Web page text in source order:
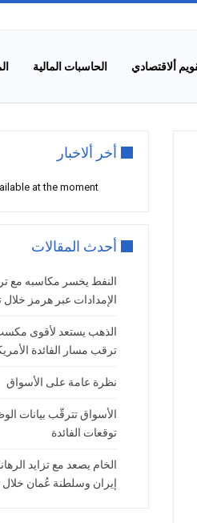
ألاقتصادي الحاسبات المالية
أخر ألاخبار
at the moment.
أحدث المقالات
النفط يخسر مكاسبه مع
الإمدادات عبر هرمز خلال
الذهب يستعد لأقوى
ترقب مسار الفائدة
نظرة عامة على الأسواق
الأسواق تترقّب بيانات
توقعات الفائدة
الخام يصعد مع تزايد
إيران وسلطنة عُمان